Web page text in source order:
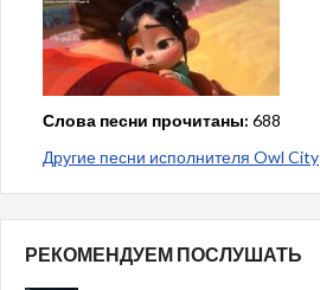
Слова песни прочитаны: 688
Другие песни исполнителя Owl City
РЕКОМЕНДУЕМ ПОСЛУШАТЬ